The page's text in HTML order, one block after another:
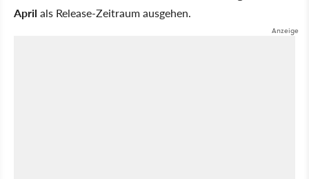
April als Release-Zeitraum ausgehen.